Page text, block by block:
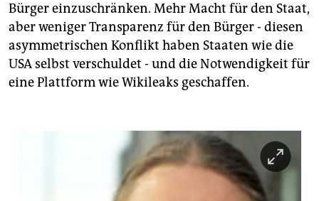
Bürger einzuschränken. Mehr Macht für den Staat,
aber weniger Transparenz für den Bürger - diesen
asymmetrischen Konflikt haben Staaten wie die
USA selbst verschuldet - und die Notwendigkeit für
eine Plattform wie Wikileaks geschaffen.